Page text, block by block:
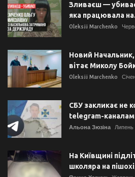
Зливаєш —
яка працювала
Oleksii Marchenko
Новий
вітає Миколу
Oleksii Marchenko
СБУ закликає не
telegram-
Альона Зюзіна Липень
На Київщині
школяра на